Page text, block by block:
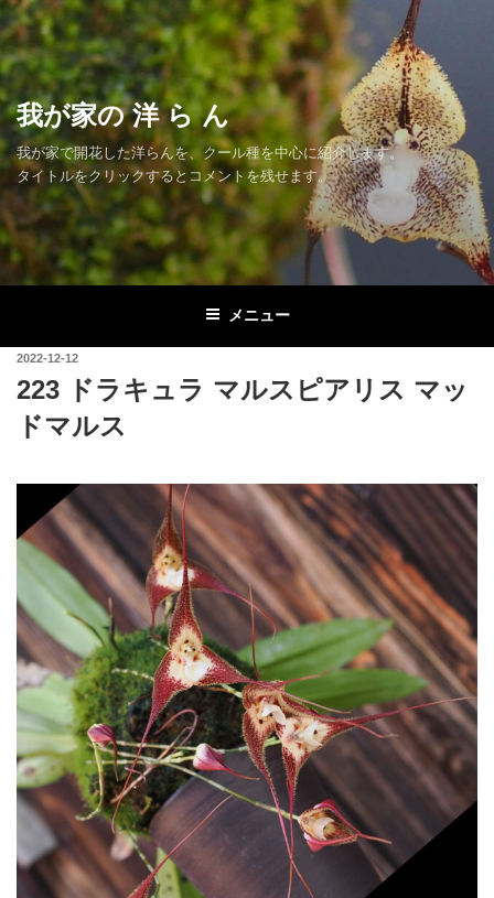
コ
ン
テ
ン
ツ
へ
ス
ッ
プ
我が家の 洋 ら ん
我が家で開花した洋らんを、クール種を中心に紹介します。
タイトルをクリックするとコメントを残せます。
メニュー
投
日:
2022-12-12
223 ドラキュラ マルスピアリス マッ
ドマルス